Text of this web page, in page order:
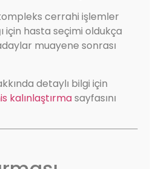
cerrahi işlemler
için hasta seçimi oldukça
muayene sonrası
detaylı bilgi için
kalınlaştırmasayfasını